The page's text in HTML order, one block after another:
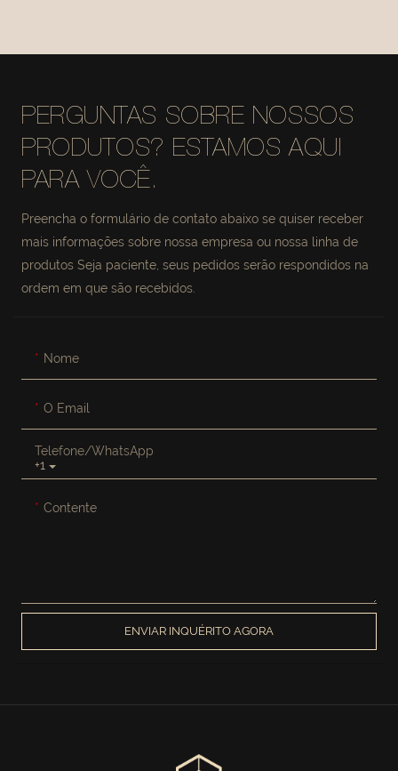
EM COURO
#MSR027-2
EM COURO
PERGUNTAS SOBRE NOSSOS
PRODUTOS? ESTAMOS AQUI
PARA VOCÊ.
Preencha o formulário de contato abaixo se quiser receber
mais informações sobre nossa empresa ou nossa linha de
produtos Seja paciente, seus pedidos serão respondidos na
ordem em que são recebidos.
Nome
O Email
+1
Telefone/WhatsApp
Contente
ENVIAR INQUÉRITO AGORA